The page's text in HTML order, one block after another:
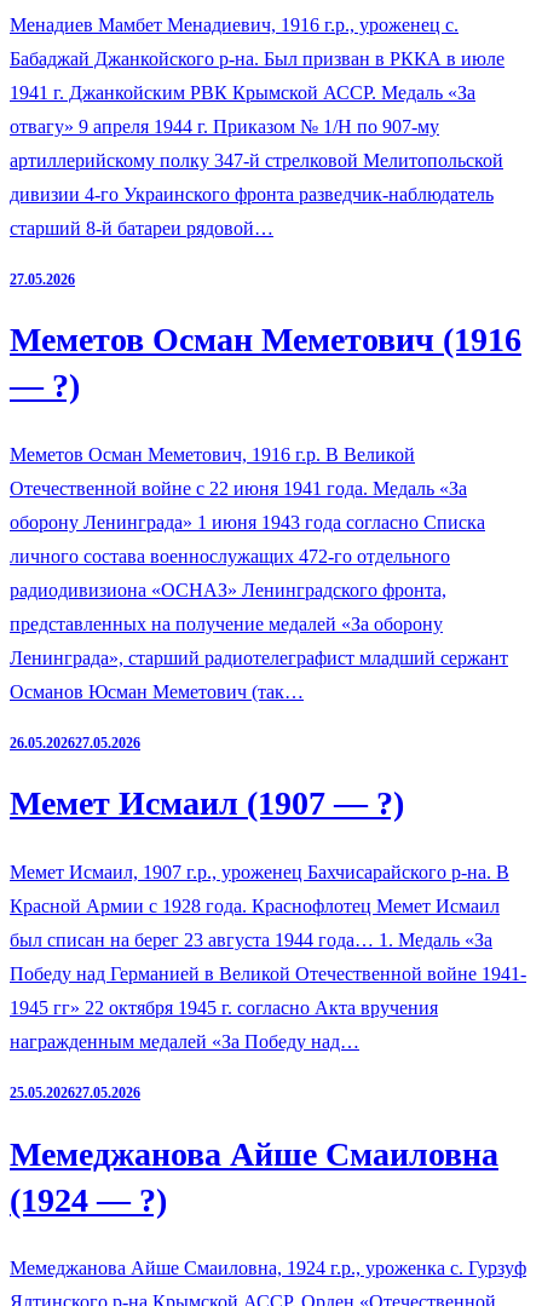
Менадиев Мамбет Менадиевич, 1916 г.р., уроженец с.
Бабаджай Джанкойского р-на. Был призван в РККА в июле
1941 г. Джанкойским РВК Крымской АССР. Медаль «За
отвагу» 9 апреля 1944 г. Приказом № 1/Н по 907-му
артиллерийскому полку 347-й стрелковой Мелитопольской
дивизии 4-го Украинского фронта разведчик-наблюдатель
старший 8-й батареи рядовой…
27.05.2026
Меметов Осман Меметович (1916
— ?)
Меметов Осман Меметович, 1916 г.р. В Великой
Отечественной войне с 22 июня 1941 года. Медаль «За
оборону Ленинграда» 1 июня 1943 года согласно Списка
личного состава военнослужащих 472-го отдельного
радиодивизиона «ОСНАЗ» Ленинградского фронта,
представленных на получение медалей «За оборону
Ленинграда», старший радиотелеграфист младший сержант
Османов Юсман Меметович (так…
26.05.202627.05.2026
Мемет Исмаил (1907 — ?)
Мемет Исмаил, 1907 г.р., уроженец Бахчисарайского р-на. В
Красной Армии с 1928 года. Краснофлотец Мемет Исмаил
был списан на берег 23 августа 1944 года… 1. Медаль «За
Победу над Германией в Великой Отечественной войне 1941-
1945 гг» 22 октября 1945 г. согласно Акта вручения
награжденным медалей «За Победу над…
25.05.202627.05.2026
Мемеджанова Айше Смаиловна
(1924 — ?)
Мемеджанова Айше Смаиловна, 1924 г.р., уроженка с. Гурзуф